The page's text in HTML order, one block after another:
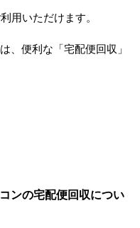
用いただけます。
、便利な「宅配便回収」
ンの宅配便回収につい